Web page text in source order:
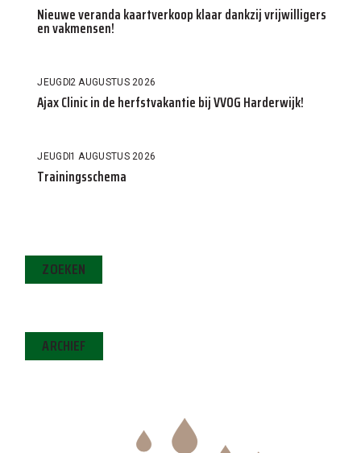
Nieuwe veranda kaartverkoop klaar dankzij vrijwilligers
en vakmensen!
JEUGD2 AUGUSTUS 2026
Ajax Clinic in de herfstvakantie bij VVOG Harderwijk!
JEUGD 1 AUGUSTUS 2026
Trainingsschema
ZOEKEN
ARCHIEF